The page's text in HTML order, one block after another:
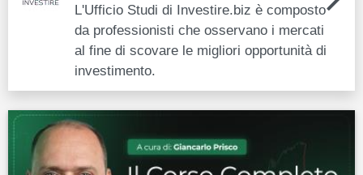
L'Ufficio Studi di Investire.biz è composto
da professionisti che osservano i mercati
al fine di scovare le migliori opportunità di
investimento.